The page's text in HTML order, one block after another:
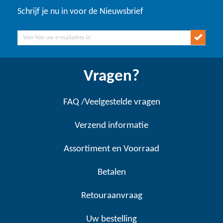
Schrijf je nu in voor de Nieuwsbrief
Vragen?
FAQ /Veelgestelde vragen
Verzend informatie
Assortiment en Voorraad
Betalen
Retouraanvraag
Uw bestelling